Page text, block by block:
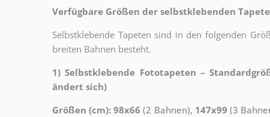
Verfügbare Größen der selbstklebenden
Selbstklebende Tapeten sind in den folgenden
breiten Bahnen besteht.
1) Selbstklebende Fototapeten –
ändert sich)
Größen (cm): 98x66 (2 Bahnen), 147x99 (3